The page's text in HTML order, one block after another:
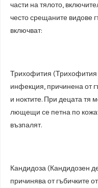
части на тялото,
често срещаните видове
включват:
Трихофития (Трихофития
инфекция, причинена от
и ноктите. При децата тя
лющещи се петна по
възпалят.
Кандидоза (Кандидозен
причинява от гъбичките